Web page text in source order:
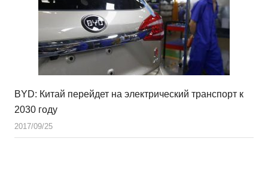
BYD: Китай перейдет на электрический транспорт к
2030 году
2017/09/25